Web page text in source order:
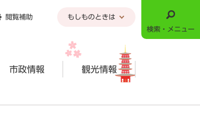
閲覧補助 もしものときは
市政情報 観光情報
検索・メニュー